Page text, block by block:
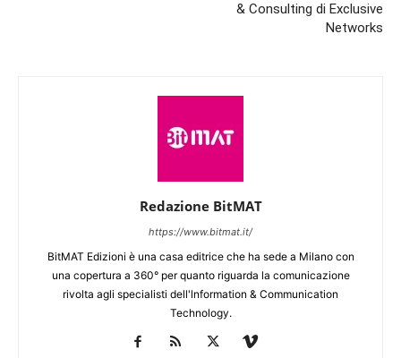
& Consulting di Exclusive
Networks
Redazione BitMAT
https://www.bitmat.it/
BitMAT Edizioni è una casa editrice che ha sede a Milano con
una copertura a 360° per quanto riguarda la comunicazione
rivolta agli specialisti dell'lnformation & Communication
Technology.